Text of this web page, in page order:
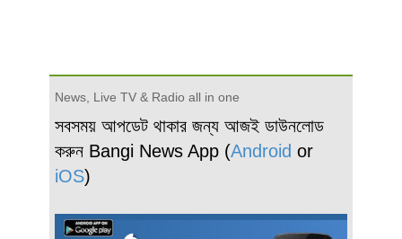
News, Live TV & Radio all in one
সবসময় আপডেট থাকার জন্য আজই ডাউনলোড
করুন Bangi News App (Android or
iOS)